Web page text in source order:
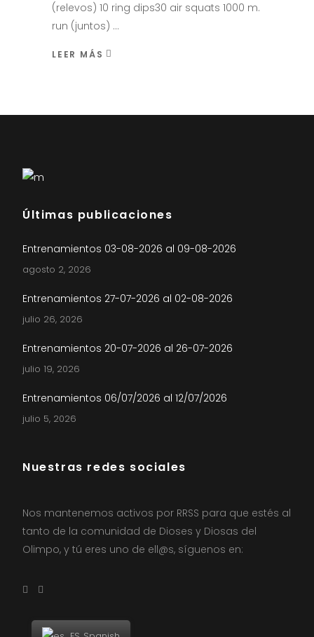
(relevos) 10 ring dips30 air squats 1000 m.
run (juntos)
LEER MÁS
Últimas publicaciones
Entrenamientos 03-08-2026 al 09-08-2026
agosto 2, 2026
Entrenamientos 27-07-2026 al 02-08-2026
julio 26, 2026
Entrenamientos 20-07-2026 al 26-07-2026
julio 19, 2026
Entrenamientos 06/07/2026 al 12/07/2026
julio 5, 2026
Nuestras redes sociales
Nos mantenemos activos por RRSS para que estés al
tanto de la comunidad de Dioses y Diosas del
Olimpo, y tú eres uno de ell@s, síguenos en: